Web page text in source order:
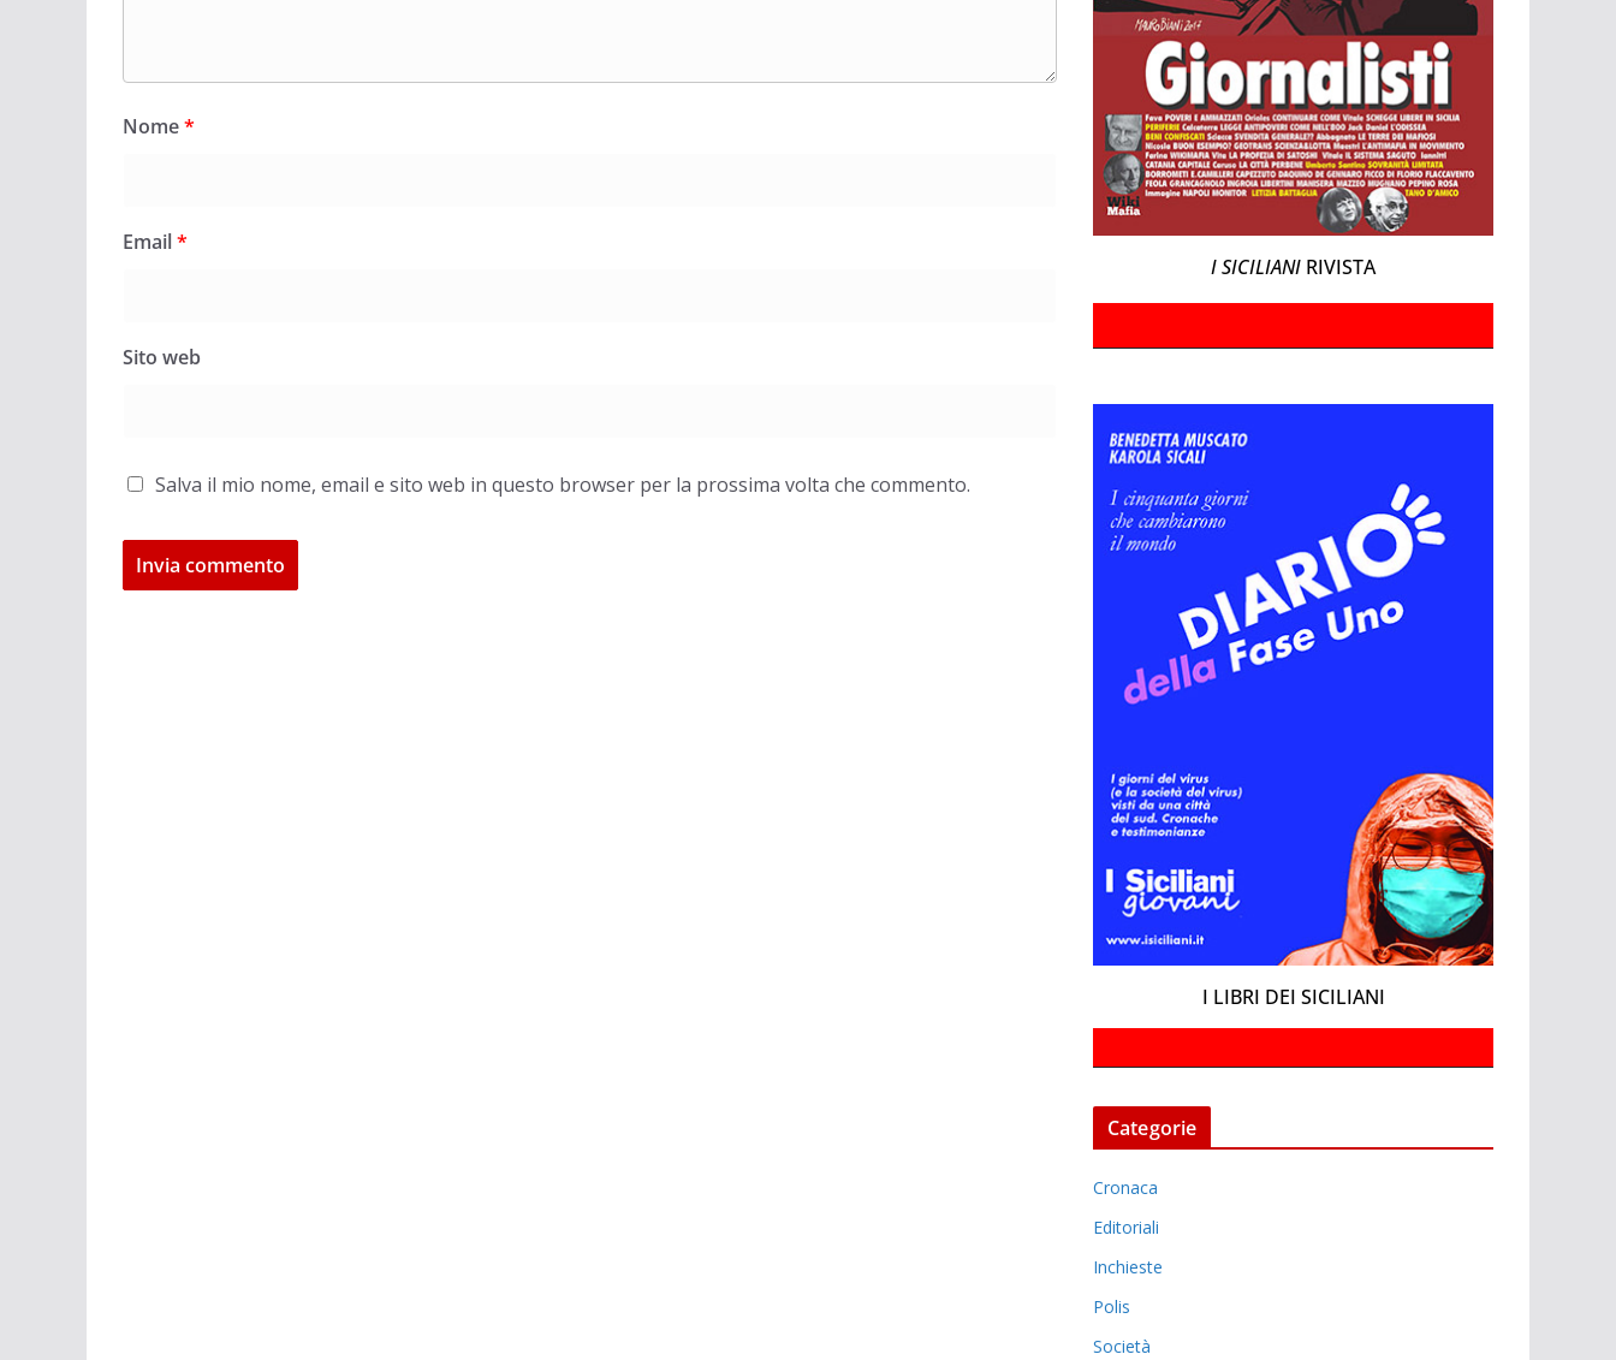
Nome*
Email*
Sito web
Salva il mio nome, email e sito web in questo browser per la prossima volta che commento.
I SICILIANI RIVISTA
I LIBRI DEI SICILIANI
Categorie
Cronaca
Editoriali
Inchieste
Polis
Società